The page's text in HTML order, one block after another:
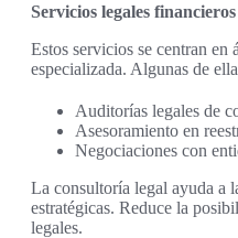
Servicios legales
Estos servicios se centran en
especializada. Algunas de
Auditorías legales de
Asesoramiento en
Negociaciones con
La consultoría legal ayuda a
estratégicas. Reduce la
legales.